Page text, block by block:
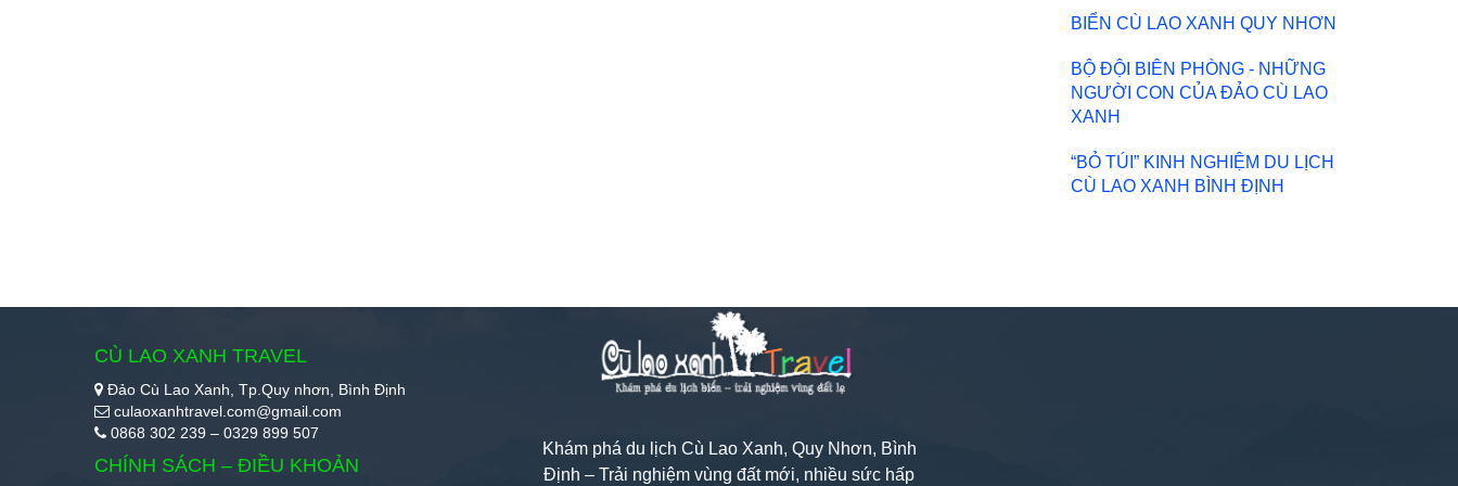
BIỂN CÙ LAO XANH QUY NHƠN
BỘ ĐỘI BIÊN PHÒNG - NHỮNG
NGƯỜI CON CỦA ĐẢO CÙ LAO
XANH
“BỎ TÚI” KINH NGHIỆM DU LỊCH
CÙ LAO XANH BÌNH ĐỊNH
CÙ LAO XANH TRAVEL
Đảo Cù Lao Xanh, Tp.Quy nhơn, Bình Định
culaoxanhtravel.com@gmail.com
0868 302 239 – 0329 899 507
CHÍNH SÁCH – ĐIỀU KHOẢN
Khám phá du lịch Cù Lao Xanh, Quy Nhơn, Bình
Định – Trải nghiệm vùng đất mới, nhiều sức hấp